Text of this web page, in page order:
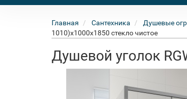
Главная Сантехника Душевые
1010)x1000x1850 стекло чистое
Душевой уголок